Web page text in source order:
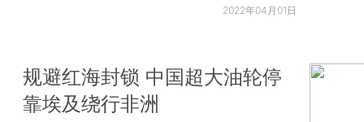
2022年04月01日
规避红海封锁 中国超大油轮停
靠埃及绕行非洲